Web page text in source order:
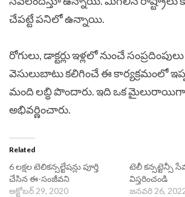
చేపట్టే పనిలో ఉన్నాయి.
రోగులు, డాక్టర్లు ఇళ్లలో నుంచే
వెసులుబాటు కలిగించే ఈ కార్యక్రమంలో
మంది లబ్ధి పొందారు. ఇది ఒక మైలురాయిగా
అభివర్ణించారు.
Related
6 లక్షల టెలికన్సల్టేషన్లు పూర్తి
చేసిన ఈ-సంజీవని
అక్టోబర్ 29, 2020
టెలీ కన్సట్టెన్సీ
విస్తరించండి
జనవరి 26,